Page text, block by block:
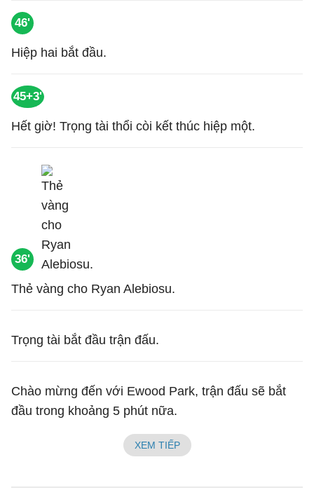
46'
Hiệp hai bắt đầu.
45+3'
Hết giờ! Trọng tài thổi còi kết thúc hiệp một.
36'
Thẻ vàng cho Ryan Alebiosu.
Trọng tài bắt đầu trận đấu.
Chào mừng đến với Ewood Park, trận đấu sẽ bắt
đầu trong khoảng 5 phút nữa.
XEM TIẾP